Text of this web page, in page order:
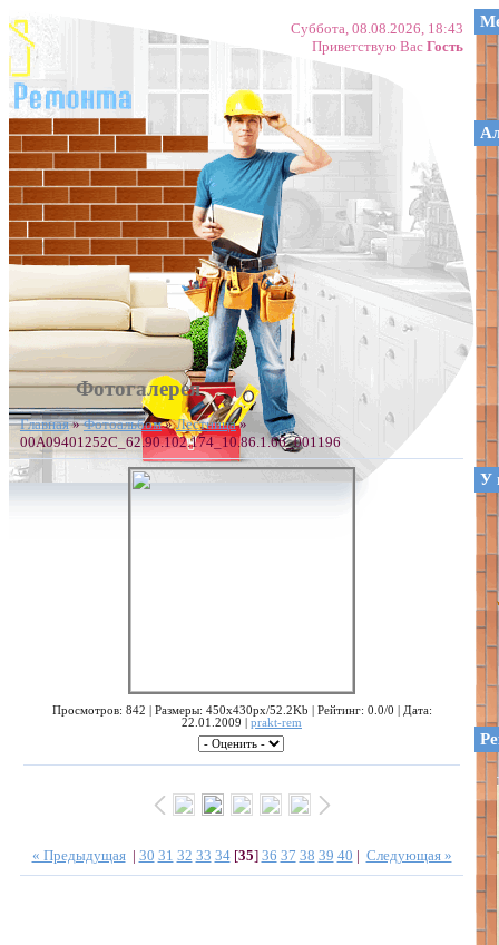
Суббота, 08.08.2026, 18:43
Приветствую Вас Гость
Фотогалерея
Главная»Фотоальбом»Лестница»
00A09401252C_62.90.102.174_10.86.1.66_001196
Просмотров: 842 | Размеры: 450x430px/52.2Kb | Рейтинг: 0.0/0 | Дата:
22.01.2009 | prakt-rem
« Предыдущая| 30 31 32 33 34[35] 36 37 38 39 40 | Следующая »
У